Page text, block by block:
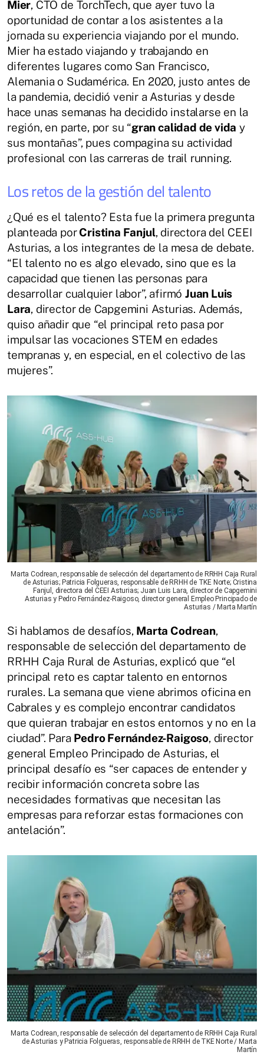
Mier, CTO de TorchTech, que ayer tuvo la
oportunidad de contar a los asistentes a la
jornada su experiencia viajando por el mundo.
Mier ha estado viajando y trabajando en
diferentes lugares como San Francisco,
Alemania o Sudamérica. En 2020, justo antes de
la pandemia, decidió venir a Asturias y desde
hace unas semanas ha decidido instalarse en la
región, en parte, por su “gran calidad de vida y
sus montañas”, pues compagina su actividad
profesional con las carreras de trail running.
Los retos de la gestión del talento
¿Qué es el talento? Esta fue la primera pregunta
planteada porCristina Fanjul, directora del CEEI
Asturias, a los integrantes de la mesa de debate.
“El talento no es algo elevado, sino que es la
capacidad que tienen las personas para
desarrollar cualquier labor”, afirmó Juan Luis
Lara, director de Capgemini Asturias. Además,
quiso añadir que “el principal reto pasa por
impulsar las vocaciones STEM en edades
tempranas y, en especial, en el colectivo de las
mujeres”.
Marta Codrean, responsable de selección del departamento de RRHH Caja Rural
de Asturias; Patricia Folgueras, responsable de RRHH de TKE Norte; Cristina
Fanjul, directora del CEEI Asturias; Juan Luis Lara, director de Capgemini
Asturias y P edro Fernández-Raigoso, director general Empleo Principado de
Asturias / Marta Martín
Si hablamos de desafíos, Marta Codrean,
responsable de selección del departamento de
RRHH Caja Rural de Asturias, explicó que “el
principal reto es captar talento en entornos
rurales. La semana que viene abrimos oficina en
Cabrales y es complejo encontrar candidatos
que quieran trabajar en estos entornos y no en la
ciudad”. Para P edro Fernández-Raigoso, director
general Empleo Principado de Asturias, el
principal desafío es “ser capaces de entender y
recibir información concreta sobre las
necesidades formativas que necesitan las
empresas para reforzar estas formaciones con
antelación”.
Marta Codrean, responsable de selección del departamento de RRHH Caja Rural
de Asturias y Patricia Folgueras, responsable de RRHH de TKE Norte / Marta
Martín